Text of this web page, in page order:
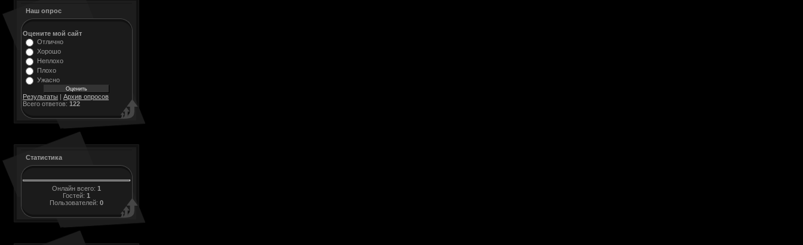
Наш опрос
Оцените мой сайт
Отлично
Хорошо
Неплохо
Плохо
Ужасно
Результаты | Архив опросов
Всего ответов: 122
Статистика
Онлайн всего: 1
Гостей: 1
Пользователей: 0